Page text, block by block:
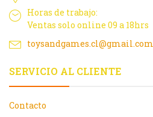
Horas de trabajo:
Ventas solo online 09 a 18hrs
toysandgames.cl@gmail.com
SERVICIO AL CLIENTE
Contacto